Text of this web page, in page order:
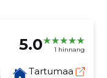
5.0 1 hinnang
Tartumaa